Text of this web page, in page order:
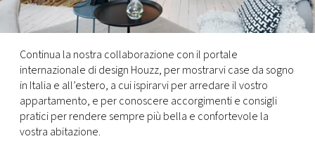
PRINCIPATO
DI
RMC
CONSIGLIA
Continua la nostra collaborazione con il portale
internazionale di design Houzz, per mostrarvi case da sogno
in Italia e all’estero, a cui ispirarvi per arredare il vostro
appartamento, e per conoscere accorgimenti e consigli
pratici per rendere sempre più bella e confortevole la
vostra abitazione.